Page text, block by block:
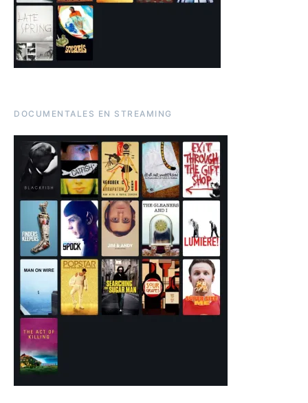
DOCUMENTALES EN STREAMING